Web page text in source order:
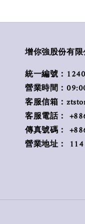
增你強股份有限
統一編號：
營業時間：
客服信箱：
客服電話：
傳真號碼：
營業地址：